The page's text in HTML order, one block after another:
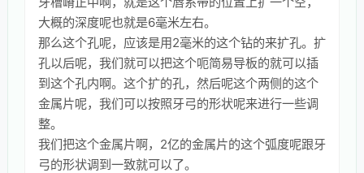
大概的深度呢也就是6毫米左右。
那么这个孔呢，应该是用2毫米的这个钻的来扩孔。扩
孔以后呢，我们就可以把这个呃简易导板的就可以插
到这个孔内啊。这个扩的孔，然后呢这个两侧的这个
金属片呢，我们可以按照牙弓的形状呢来进行一些调
整。
我们把这个金属片啊，2亿的金属片的这个弧度呢跟牙
弓的形状调到一致就可以了。